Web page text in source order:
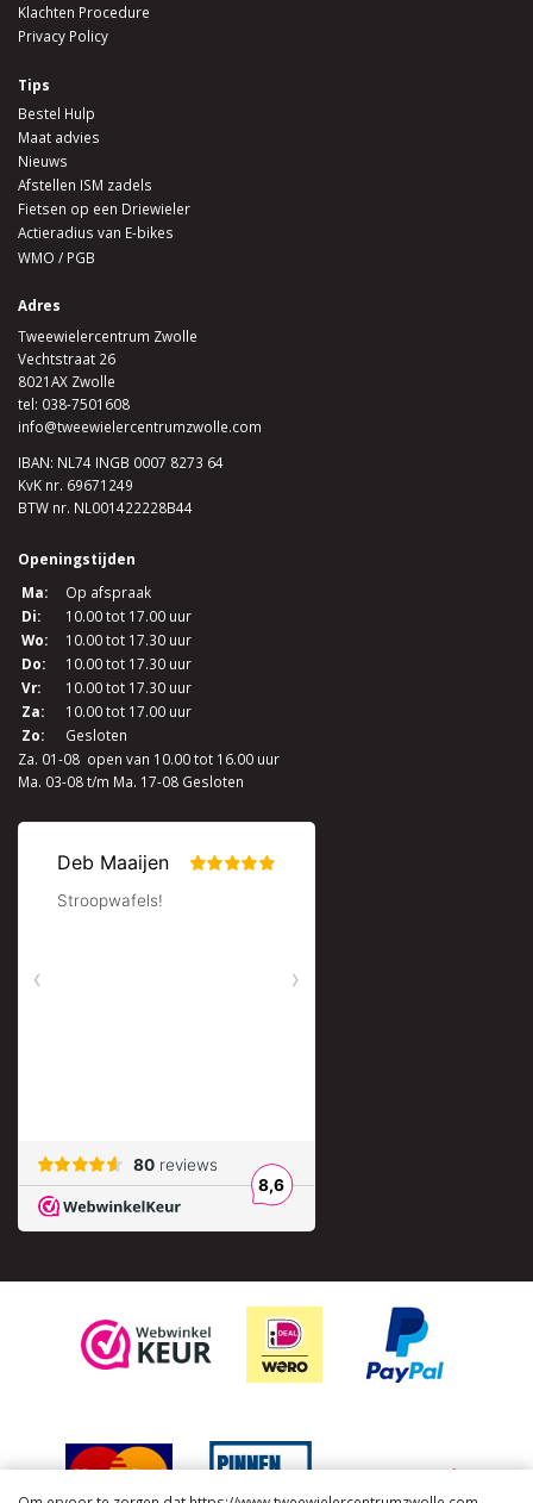
Klachten Procedure
Privacy Policy
Tips
Bestel Hulp
Maat advies
Nieuws
Afstellen ISM zadels
Fietsen op een Driewieler
Actieradius van E-bikes
WMO / PGB
Adres
Tweewielercentrum Zwolle
Vechtstraat 26
8021AX Zwolle
tel: 038-7501608
info@tweewielercentrumzwolle.com
IBAN: NL74 INGB 0007 8273 64
KvK nr. 69671249
BTW nr. NL001422228B44
Openingstijden
Ma:
Op afspraak
Di:
10.00 tot 17.00 uur
Wo:
10.00 tot 17.30 uur
Do:
10.00 tot 17.30 uur
Vr:
10.00 tot 17.30 uur
Za:
10.00 tot 17.00 uur
Zo:
Gesloten
Za. 01-08 open van 10.00 tot 16.00 uur
Ma. 03-08 t/m Ma. 17-08 Gesloten